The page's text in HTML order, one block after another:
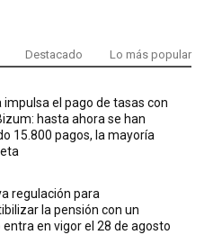
Destacado Lo más popular
impulsa el pago de tasas con
hasta ahora se han
15.800 pagos, la mayoría
regulación para
la pensión con un
en vigor el 28 de agosto